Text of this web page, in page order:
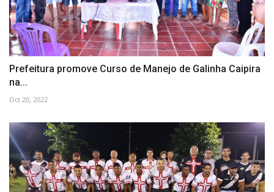
Prefeitura promove Curso de Manejo de Galinha Caipira
na...
Oct 20, 2022